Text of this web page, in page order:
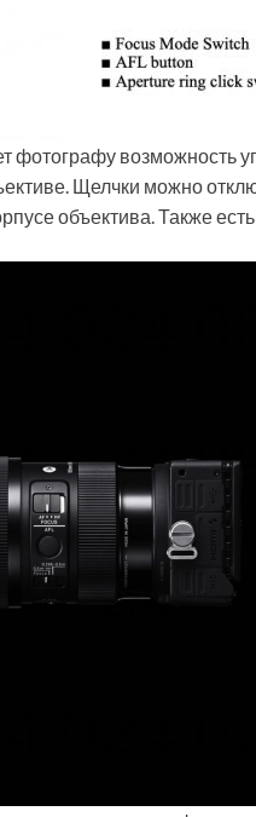
фотографу возможность
Щелчки можно
объектива. Также